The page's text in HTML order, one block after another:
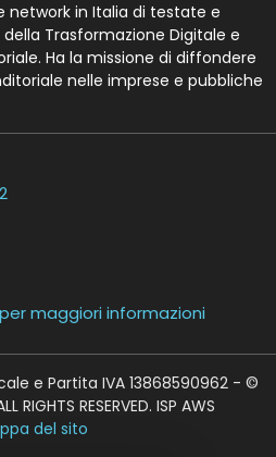
network in Italia di testate e
Trasformazione Digitale e
Ha la missione di diffondere
nelle imprese e pubbliche
maggiori informazioni
e Partita IVA 13868590962 - ©
RIGHTS RESERVED. ISP AWS
del sito